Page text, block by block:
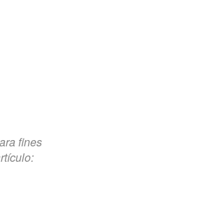
fines